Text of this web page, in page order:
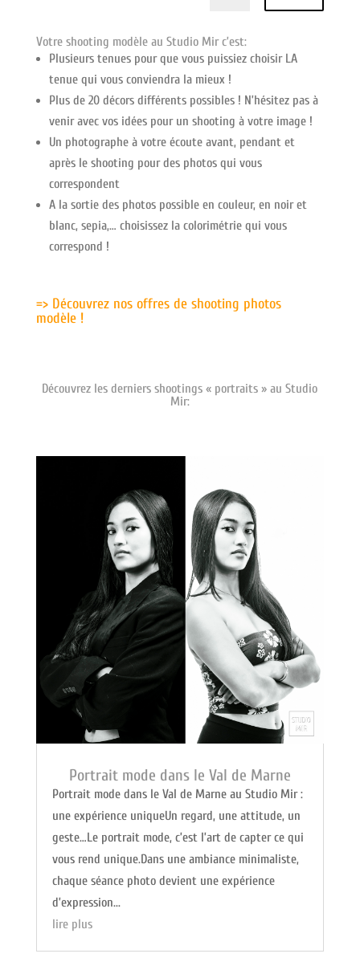
Votre shooting modèle au Studio Mir c’est:
Plusieurs tenues pour que vous puissiez choisir LA
tenue qui vous conviendra la mieux !
Plus de 20 décors différents possibles ! N’hésitez pas à
venir avec vos idées pour un shooting à votre image !
Un photographe à votre écoute avant, pendant et
après le shooting pour des photos qui vous
correspondent
A la sortie des photos possible en couleur, en noir et
blanc, sepia,… choisissez la colorimétrie qui vous
correspond !
=> Découvrez nos offres de shooting photos
modèle !
Découvrez les derniers shootings « portraits » au Studio
Mir:
Portrait mode dans le Val de Marne
Portrait mode dans le Val de Marne au Studio Mir :
une expérience uniqueUn regard, une attitude, un
geste…Le portrait mode, c’est l’art de capter ce qui
vous rend unique.Dans une ambiance minimaliste,
chaque séance photo devient une expérience
d’expression...
lire plus